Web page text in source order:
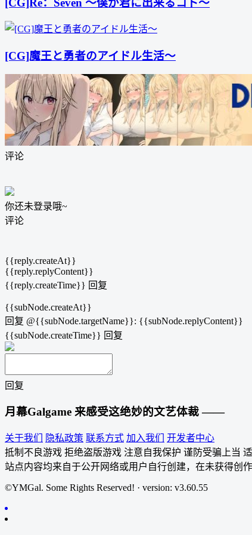
[CG]Re：Seven ～僕が君に出来るコト～
[CG]魔王と勇者のアイドル生活～
评论
你还未登录哦~
评论
{{reply.createAt}}
{{reply.replyContent}}
{{reply.createTime}} 回复
{{subNode.createAt}}
回复 @{{subNode.targetName}}: {{subNode.replyContent}}
{{subNode.createTime}} 回复
回复
月幕Galgame 来感受这绝妙的文艺体裁 ——
关于我们 隐私政策 联系方式 加入我们
开发者中心
抵制不良游戏 拒绝盗版游戏 注意自我保护 谨防受骗上当
站点内容均来自于公开网络或用户自行创建，在未获得创
©YMGal. Some Rights Reserved! · version: v3.60.55